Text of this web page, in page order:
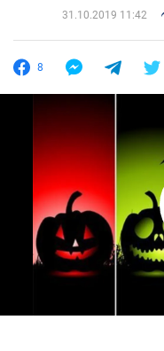
31.10.2019 11:42
8